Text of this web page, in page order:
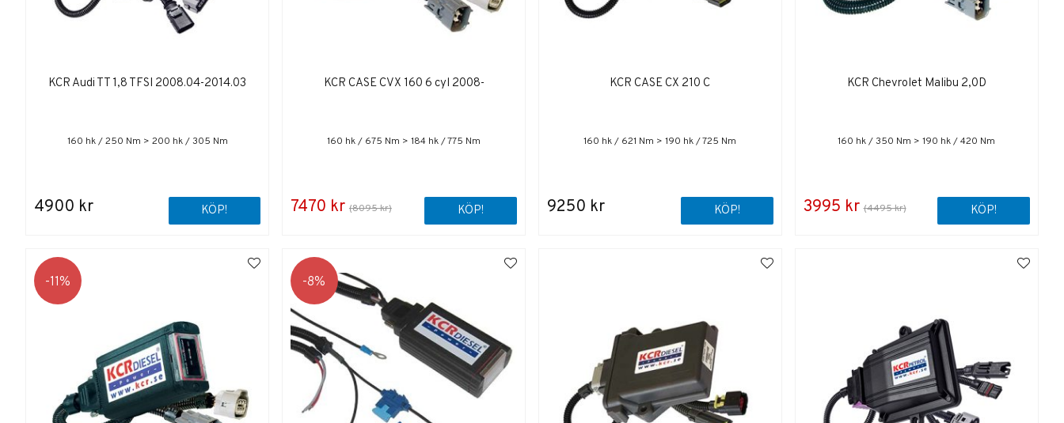
KCR Audi TT 1,8 TFSI 2008.04-2014.03
160 hk / 250 Nm > 200 hk / 305 Nm
4900 kr KÖP!
KCR CASE CVX 160 6 cyl 2008-
160 hk / 675 Nm > 184 hk / 775 Nm
7470 kr (8095 kr) KÖP!
KCR CASE CX 210 C
160 hk / 621 Nm > 190 hk / 725 Nm
9250 kr KÖP!
KCR Chevrolet Malibu 2,0D
160 hk / 350 Nm > 190 hk / 420 Nm
3995 kr (4495 kr) KÖP!
11 8